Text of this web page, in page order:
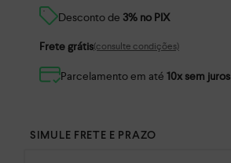
Desconto de 3% no PIX
Frete grátis(consulte condições)
Parcelamento em até 10x sem juros